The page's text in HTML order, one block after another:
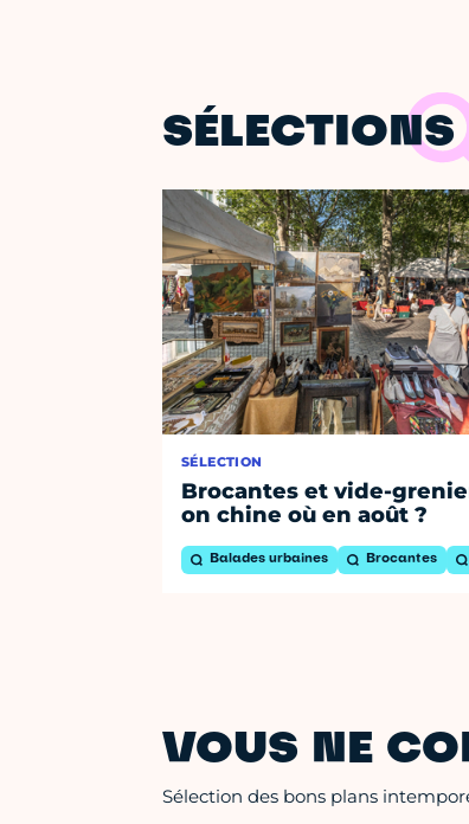
SÉLECTIONS
SÉLECTION
Brocantes et vide-
on chine où en août ?
Balades urbaines Brocantes
VOUS NE
Sélection des bons plans